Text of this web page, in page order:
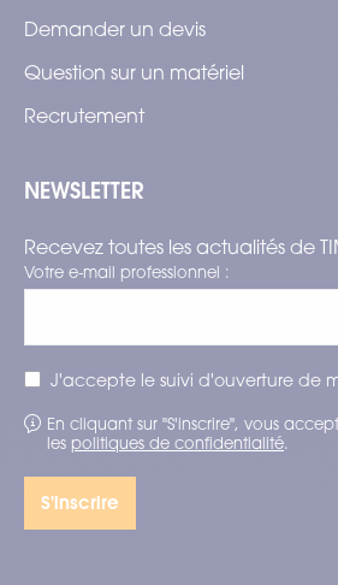
Demander un devis
Question sur un matériel
Recrutement
NEWSLETTER
Recevez toutes les actualités de
Votre e-mail professionnel :
J'accepte le suivi d'ouverture de
En cliquant sur "S'inscrire", vous
les politiques de confidentialité.